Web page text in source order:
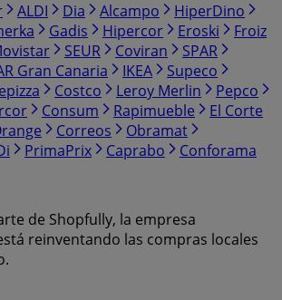
ALDI Dia Alcampo
HiperDino
Gadis Hipercor Eroski
Froiz
SEUR Coviran
SPAR
Gran Canaria IKEA
Supeco
Costco Leroy Merlin
Pepco
Consum Rapimueble
El Corte
Correos
Obramat
PrimaPrix Caprabo Conforama
de Shopfully, la empresa
reinventando las compras locales